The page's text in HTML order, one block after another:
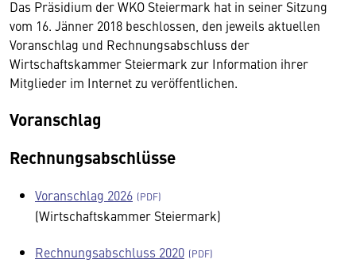
Das Präsidium der WKO Steiermark hat in seiner Sitzung
vom 16. Jänner 2018 beschlossen, den jeweils aktuellen
Voranschlag und Rechnungsabschluss der
Wirtschaftskammer Steiermark zur Information ihrer
Mitglieder im Internet zu veröffentlichen.
Voranschlag
Rechnungsabschlüsse
Voranschlag 2026
(Wirtschaftskammer Steiermark)
Rechnungsabschluss 2020